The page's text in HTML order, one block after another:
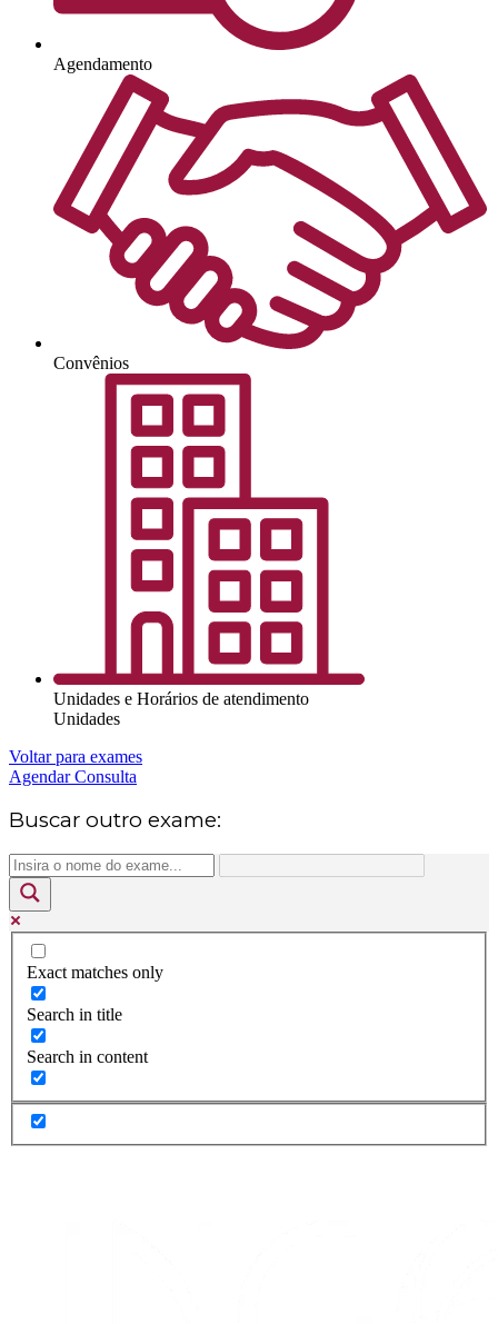
Agendamento
Convênios
Unidades e Horários de atendimento
Unidades
Voltar para exames
Agendar Consulta
Buscar outro exame:
Exact matches only
Search in title
Search in content